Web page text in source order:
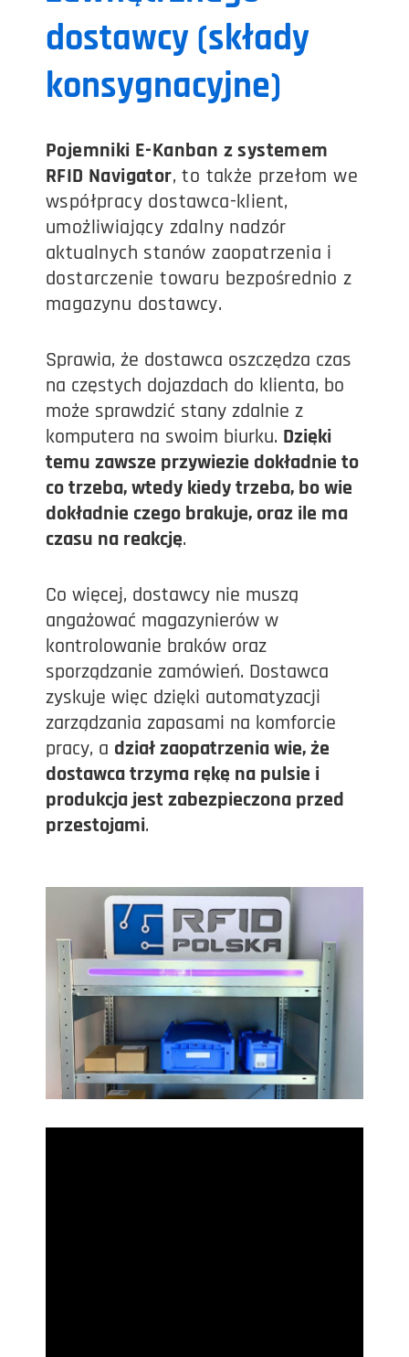
dostawcy (składy
konsygnacyjne)
Pojemniki E-Kanban z systemem
RFID Navigator, to także przełom we
współpracy dostawca-klient,
umożliwiający zdalny nadzór
aktualnych stanów zaopatrzenia i
dostarczenie towaru bezpośrednio z
magazynu dostawcy.
Sprawia, że dostawca oszczędza czas
na częstych dojazdach do klienta, bo
może sprawdzić stany zdalnie z
komputera na swoim biurku. Dzięki
temu zawsze przywiezie dokładnie to
co trzeba, wtedy kiedy trzeba, bo wie
dokładnie czego brakuje, oraz ile ma
czasu na reakcję.
Co więcej, dostawcy nie muszą
angażować magazynierów w
kontrolowanie braków oraz
sporządzanie zamówień. Dostawca
zyskuje więc dzięki automatyzacji
zarządzania zapasami na komforcie
pracy, a dział zaopatrzenia wie, że
dostawca trzyma rękę na pulsie i
produkcja jest zabezpieczona przed
przestojami.